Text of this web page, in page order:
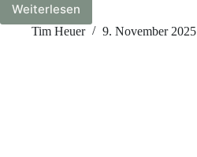
WeiterlesenParkettarten
im
Tim Heuer 9. November 2025